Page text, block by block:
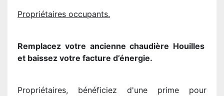
Propriétaires occupants.
Remplacez votre ancienne chaudière Houilles
et baissez votre facture d’énergie.
Propriétaires, bénéficiez d'une prime pour